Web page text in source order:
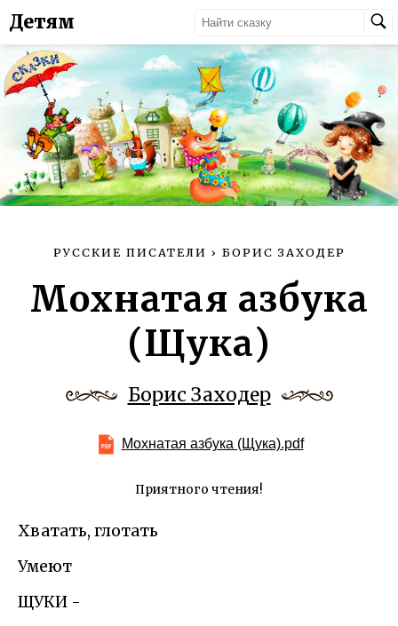
Детям
РУССКИЕ ПИСАТЕЛИ › БОРИС ЗАХОДЕР
Мохнатая азбука
(Щука)
Борис Заходер
Мохнатая азбука (Щука).pdf
Приятного чтения!
Хватать, глотать
Умеют
ЩУКИ -